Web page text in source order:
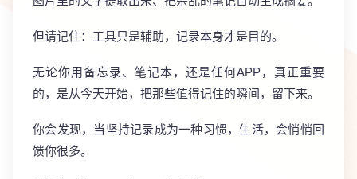
但请记住：工具只是辅助，记录本身才是目的。
无论你用备忘录、笔记本，还是任何APP，真正重要
的，是从今天开始，把那些值得记住的瞬间，留下来。
你会发现，当坚持记录成为一种习惯，生活，会悄悄回
馈你很多。